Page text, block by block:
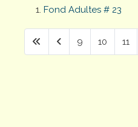
Fond Adultes # 23
9 10 11